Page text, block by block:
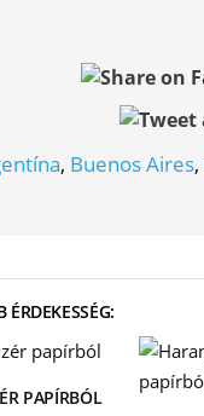
, Buenos Aires,
ÉRDEKESSÉG:
PAPÍRBÓL